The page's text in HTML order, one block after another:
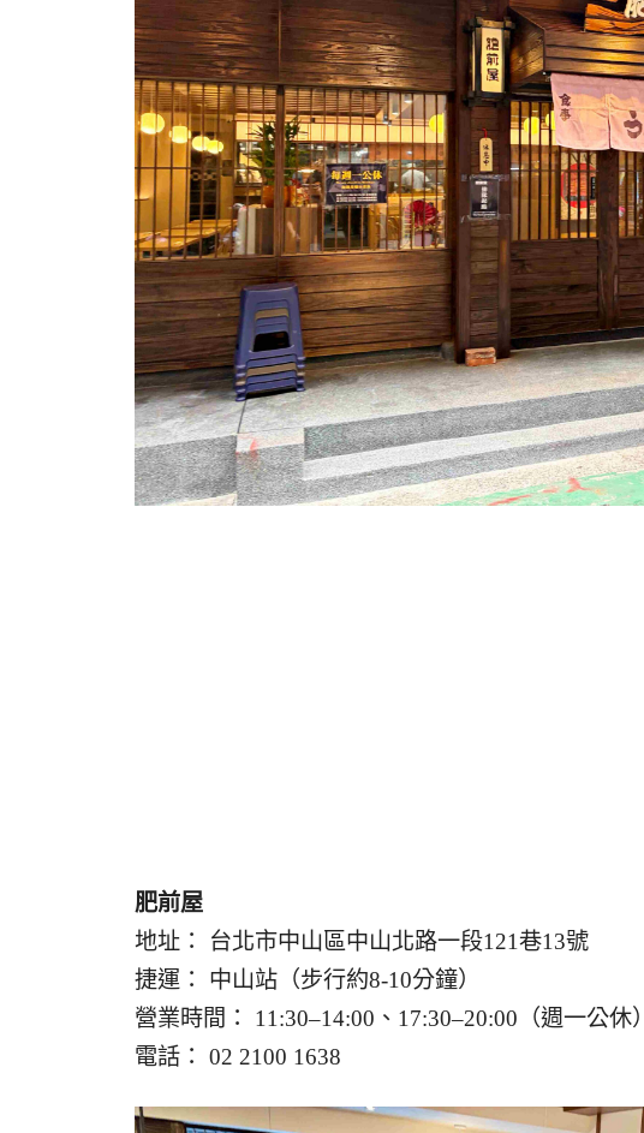
肥前屋
地址： 台北市中山區中山北路一段121巷13號
捷運： 中山站（步行約8-10分鐘）
營業時間： 11:30–14:00、17:30–20:00（週一公休）
電話： 02 2100 1638